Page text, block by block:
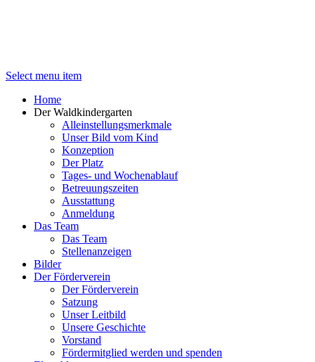
Select menu item
Home
Der Waldkindergarten
Alleinstellungsmerkmale
Unser Bild vom Kind
Konzeption
Der Platz
Tages- und Wochenablauf
Betreuungszeiten
Ausstattung
Anmeldung
Das Team
Das Team
Stellenanzeigen
Bilder
Der Förderverein
Der Förderverein
Satzung
Unser Leitbild
Unsere Geschichte
Vorstand
Fördermitglied werden und spenden